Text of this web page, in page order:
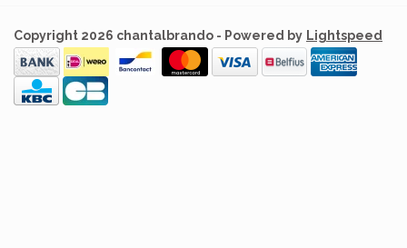
Copyright 2026 chantalbrando - Powered by Lightspeed